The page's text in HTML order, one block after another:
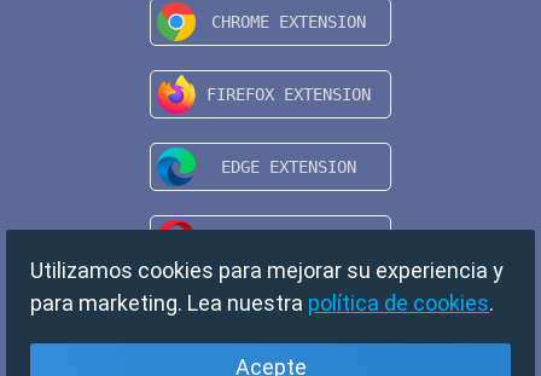
Utilizamos cookies para mejorar su experiencia y
para marketing. Lea nuestra política de cookies.
Acepte